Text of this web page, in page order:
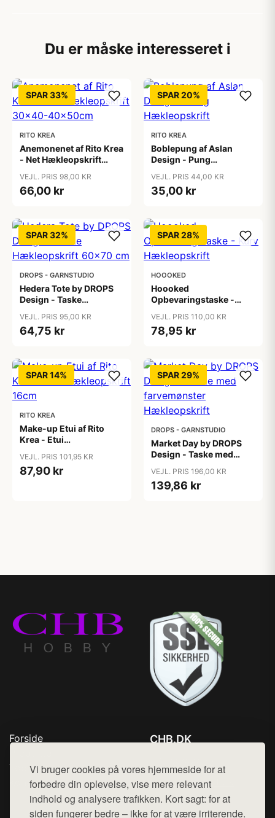
Vi bruger cookies på vores hjemmeside for at
forbedre din oplevelse, vise mere relevant
indhold og analysere trafikken. Kort sagt: for at
siden fungerer bedre – ikke for at være irriterende.
Du er måske interesseret i
SPAR 33%
RITO KREA
Anemonenet af Rito Krea
- Net Hækleopskrift
VEJL. PRIS 98,00 KR
66,00 kr
SPAR 20%
RITO KREA
Boblepung af Aslan
Design - Pung
VEJL. PRIS 44,00 KR
35,00 kr
SPAR 32%
DROPS - GARNSTUDIO
Hedera Tote by DROPS
Design - Taske
cm
VEJL. PRIS 95,00 KR
64,75 kr
SPAR 28%
HOOOKED
Hoooked
Opbevaringstaske -
VEJL. PRIS 110,00 KR
78,95 kr
SPAR 14%
RITO KREA
Make-up Etui af Rito
Krea - Etui
VEJL. PRIS 101,95 KR
87,90 kr
SPAR 29%
DROPS - GARNSTUDIO
Market Day by DROPS
Design - Taske med
Hækleopskrift
VEJL. PRIS 196,00 KR
139,86 kr
Forside
Top Rabatter
Kontakt
CHB.DK
Mail: hej@want.dk
Cookie- og privatlivspolitik